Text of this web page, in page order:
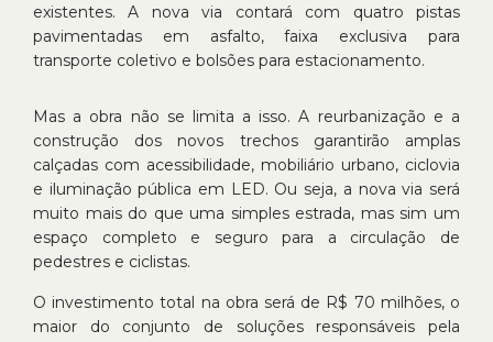
existentes. A nova via contará com quatro pistas
pavimentadas em asfalto, faixa exclusiva para
transporte coletivo e bolsões para estacionamento.
Mas a obra não se limita a isso. A reurbanização e a
construção dos novos trechos garantirão amplas
calçadas com acessibilidade, mobiliário urbano, ciclovia
e iluminação pública em LED. Ou seja, a nova via será
muito mais do que uma simples estrada, mas sim um
espaço completo e seguro para a circulação de
pedestres e ciclistas.
O investimento total na obra será de R$ 70 milhões, o
maior do conjunto de soluções responsáveis pela